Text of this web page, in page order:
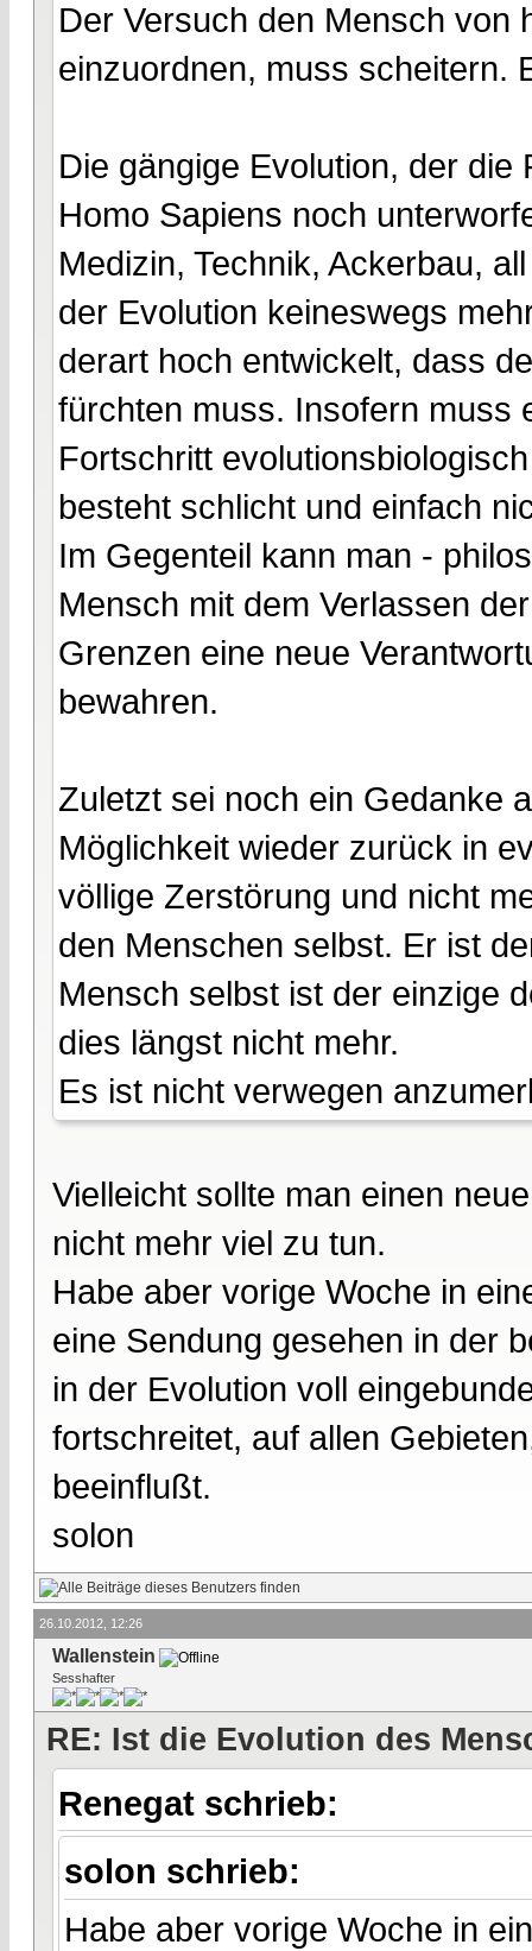
Der Versuch den Mensch von
einzuordnen, muss scheitern.
Die gängige Evolution, der
Homo Sapiens noch
Medizin, Technik, Ackerbau,
der Evolution keineswegs
derart hoch entwickelt, dass
fürchten muss. Insofern muss
Fortschritt
besteht schlicht und einfach
Im Gegenteil kann man -
Mensch mit dem Verlassen
Grenzen eine neue
bewahren.
Zuletzt sei noch ein Gedanke
Möglichkeit wieder zurück in
völlige Zerstörung und nicht
den Menschen selbst. Er ist
Mensch selbst ist der einzige
dies längst nicht mehr.
Es ist nicht verwegen
Vielleicht sollte man einen
nicht mehr viel zu tun.
Habe aber vorige Woche in
eine Sendung gesehen in der
in der Evolution voll
fortschreitet, auf allen
beeinflußt.
solon
26.10.2012, 12:26
Wallenstein
Sesshafter
RE: Ist die Evolution des
Renegat schrieb:
solon schrieb:
Habe aber vorige Woche in